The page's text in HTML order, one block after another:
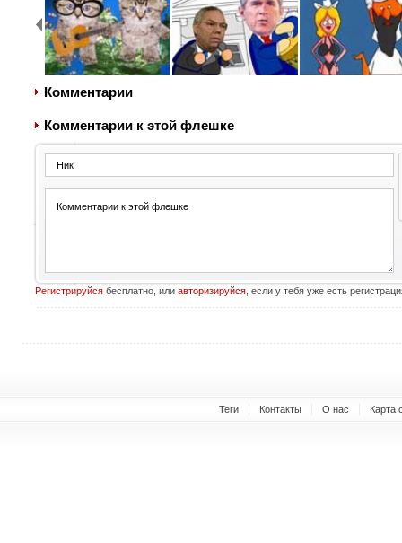
Комментарии
Комментарии к этой флешке
Регистрируйсябесплатно, или авторизируйся, если у тебя уже есть
Теги Контакты О нас Карта